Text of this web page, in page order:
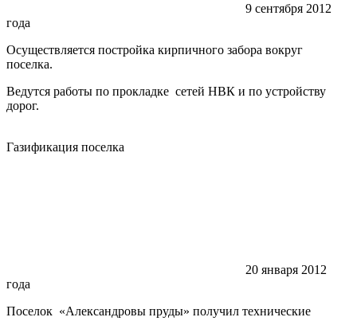
9 сентября 2012
года
Осуществляется постройка кирпичного забора вокруг
поселка.
Ведутся работы по прокладке сетей НВК и по устройству
дорог.
Газификация поселка
20 января 2012
года
Поселок «Александровы пруды» получил технические